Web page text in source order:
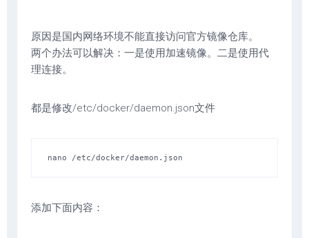
原因是国内网络环境不能直接访问官方镜像仓库。
两个办法可以解决：一是使用加速镜像。二是使用代
理连接。
都是修改/etc/docker/daemon.json文件
nano /etc/docker/daemon.json
添加下面内容：